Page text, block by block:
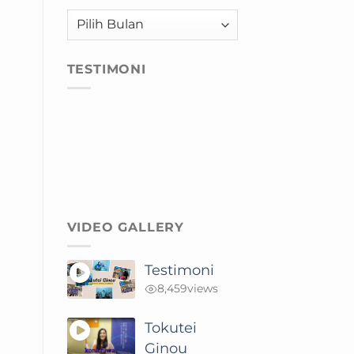
Arsip
TESTIMONI
VIDEO GALLERY
Testimoni
8,459views
Tokutei
Ginou